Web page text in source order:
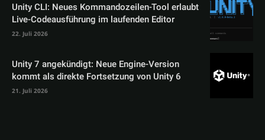
Unity CLI: Neues Kommandozeilen-Tool erlaubt
Live-Codeausführung im laufenden Editor
22. Juli 2026
Unity 7 angekündigt: Neue Engine-Version
kommt als direkte Fortsetzung von Unity 6
21. Juli 2026